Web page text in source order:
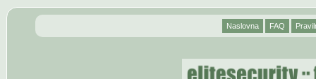
Naslovna FAQ